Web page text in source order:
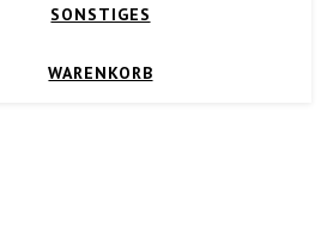
SONSTIGES
WARENKORB